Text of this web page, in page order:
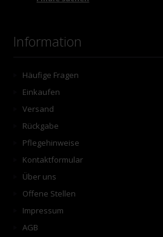
Information
Häufige Fragen
Einkaufen
Versand
Rückgabe
Pflegehinweise
Kontaktformular
Über uns
Offene Stellen
Impressum
AGB